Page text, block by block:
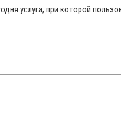
услуга, при которой